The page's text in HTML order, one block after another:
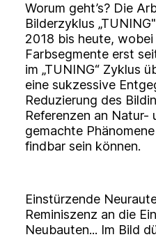
Worum geht’s? Die
Bilderzyklus
2018 bis heute, wobei
Farbsegmente erst
im „TUNING“ Zyklus
eine sukzessive
Reduzierung des
Referenzen an Natur-
gemachte
findbar sein können.
Einstürzende
Reminiszenz an die
Neubauten... Im Bild